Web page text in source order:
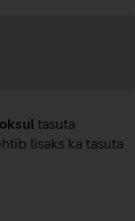
tasuta
lisaks ka tasuta